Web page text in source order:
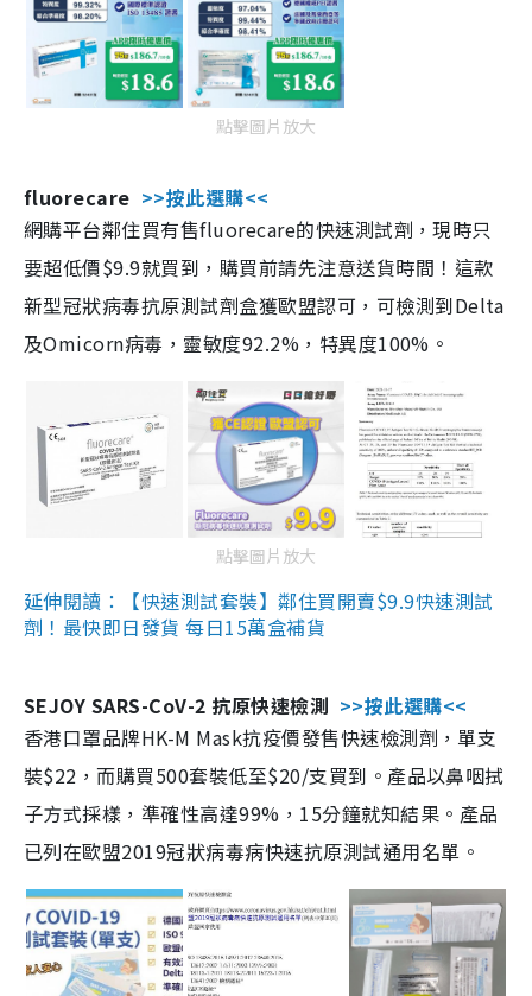
點擊圖片放大
fluorecare >>按此選購<<
網購平台鄰住買有售fluorecare的快速測試劑，現時只
要超低價$9.9就買到，購買前請先注意送貨時間！這款
新型冠狀病毒抗原測試劑盒獲歐盟認可，可檢測到Delta
及Omicorn病毒，靈敏度92.2%，特異度100%。
點擊圖片放大
延伸閱讀：【快速測試套裝】鄰住買開賣$9.9快速測試
劑！最快即日發貨 每日15萬盒補貨
SEJOY SARS-CoV-2 抗原快速檢測 >>按此選購<<
香港口罩品牌HK-M Mask抗疫價發售快速檢測劑，單支
裝$22，而購買500套裝低至$20/支買到。產品以鼻咽拭
子方式採樣，準確性高達99%，15分鐘就知結果。產品
已列在歐盟2019冠狀病毒病快速抗原測試通用名單。